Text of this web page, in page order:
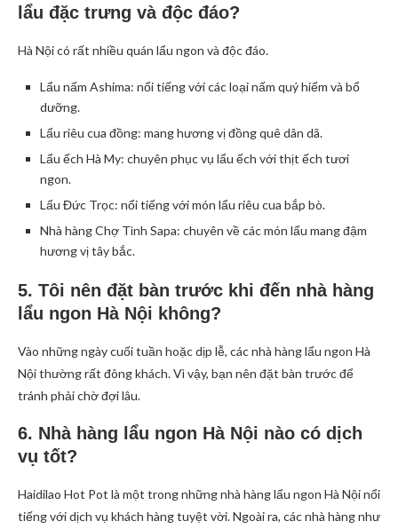
lẩu đặc trưng và độc đáo?
Hà Nội có rất nhiều quán lẩu ngon và độc đáo.
Lẩu nấm Ashima: nổi tiếng với các loại nấm quý hiếm và bổ
dưỡng.
Lẩu riêu cua đồng: mang hương vị đồng quê dân dã.
Lẩu ếch Hà My: chuyên phục vụ lẩu ếch với thịt ếch tươi
ngon.
Lẩu Đức Trọc: nổi tiếng với món lẩu riêu cua bắp bò.
Nhà hàng Chợ Tình Sapa: chuyên về các món lẩu mang đậm
hương vị tây bắc.
5. Tôi nên đặt bàn trước khi đến nhà hàng
lẩu ngon Hà Nội không?
Vào những ngày cuối tuần hoặc dịp lễ, các nhà hàng lẩu ngon Hà
Nội thường rất đông khách. Vì vậy, bạn nên đặt bàn trước để
tránh phải chờ đợi lâu.
6. Nhà hàng lẩu ngon Hà Nội nào có dịch
vụ tốt?
Haidilao Hot Pot là một trong những nhà hàng lẩu ngon Hà Nội nổi
tiếng với dịch vụ khách hàng tuyệt vời. Ngoài ra, các nhà hàng như